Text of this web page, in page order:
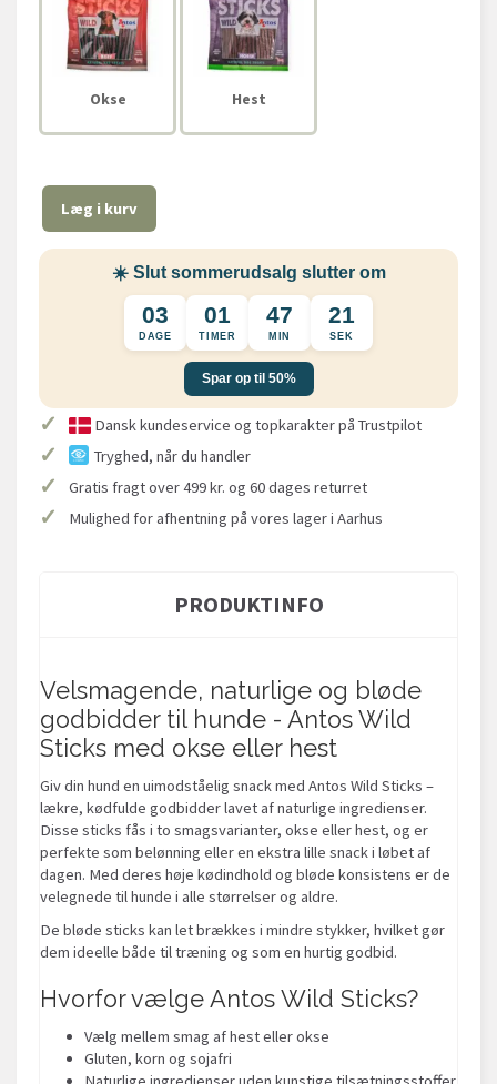
Okse Hest
Læg i kurv
☀️ Slut sommerudsalg slutter om
03
DAGE
01
TIMER
47
MIN
20
SEK
Spar op til 50%
✓ Dansk kundeservice og topkarakter på Trustpilot
✓ Tryghed, når du handler
✓ Gratis fragt over 499 kr. og 60 dages returret
✓ Mulighed for afhentning på vores lager i Aarhus
PRODUKTINFO
Velsmagende, naturlige og bløde
godbidder til hunde - Antos Wild
Sticks med okse eller hest
Giv din hund en uimodståelig snack med Antos Wild Sticks –
lækre, kødfulde godbidder lavet af naturlige ingredienser.
Disse sticks fås i to smagsvarianter, okse eller hest, og er
perfekte som belønning eller en ekstra lille snack i løbet af
dagen. Med deres høje kødindhold og bløde konsistens er de
velegnede til hunde i alle størrelser og aldre.
De bløde sticks kan let brækkes i mindre stykker, hvilket gør
dem ideelle både til træning og som en hurtig godbid.
Hvorfor vælge Antos Wild Sticks?
Vælg mellem smag af hest eller okse
Gluten, korn og sojafri